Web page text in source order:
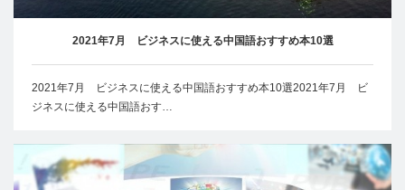
2021年7月 ビジネスに使える中国語おすすめ本10選
2021年7月 ビジネスに使える中国語おすすめ本10選2021年7月 ビ
ジネスに使える中国語おす…